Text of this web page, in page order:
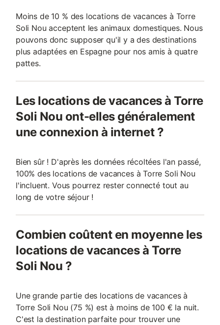
Moins de 10 % des locations de vacances à Torre
Soli Nou acceptent les animaux domestiques. Nous
pouvons donc supposer qu'il y a des destinations
plus adaptées en Espagne pour nos amis à quatre
pattes.
Les locations de vacances à Torre
Soli Nou ont-elles généralement
une connexion à internet ?
Bien sûr ! D'après les données récoltées l'an passé,
100% des locations de vacances à Torre Soli Nou
l'incluent. Vous pourrez rester connecté tout au
long de votre séjour !
Combien coûtent en moyenne les
locations de vacances à Torre
Soli Nou ?
Une grande partie des locations de vacances à
Torre Soli Nou (75 %) est à moins de 100 € la nuit.
C'est la destination parfaite pour trouver une